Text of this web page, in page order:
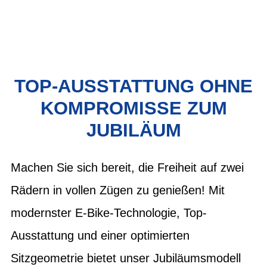
TOP-AUSSTATTUNG OHNE
KOMPROMISSE ZUM
JUBILÄUM
Machen Sie sich bereit, die Freiheit auf zwei
Rädern in vollen Zügen zu genießen! Mit
modernster E-Bike-Technologie, Top-
Ausstattung und einer optimierten
Sitzgeometrie bietet unser Jubiläumsmodell